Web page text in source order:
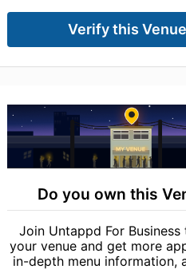
Verify this Venue
Do you own this
Join Untappd For
your venue and get more
in-depth menu information,